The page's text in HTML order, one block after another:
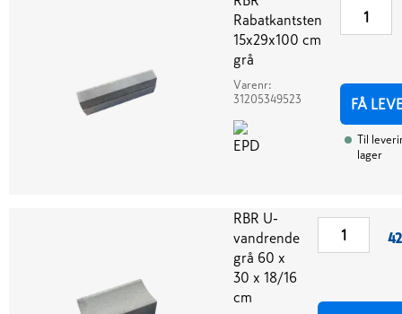
Rabatkantsten
15x29x100 cm
grå
Varenr:
31205349523
FÅ
Til
lager
RBR U-
vandrende
grå 60 x
30 x 18/16
cm